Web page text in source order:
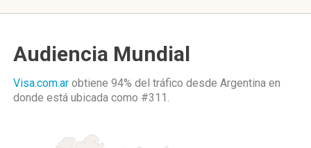
Audiencia Mundial
Visa.com.ar obtiene 94% del tráfico desde Argentina en
donde está ubicada como #311.